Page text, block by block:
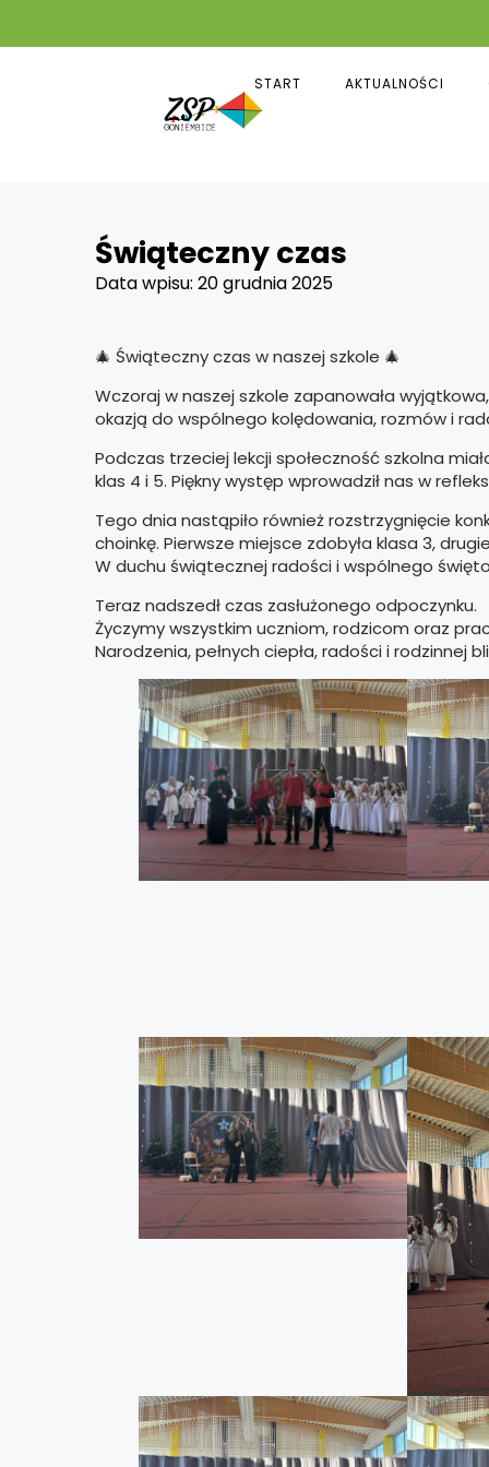
START AKTUALNOŚCI
Świąteczny czas
Data wpisu:20 grudnia 2025
🎄 Świąteczny czas w naszej szkole 🎄
Wczoraj w naszej szkole zapanowała
okazją do wspólnego kolędowania, rozmów i
Podczas trzeciej lekcji społeczność szkolna
klas 4 i 5. Piękny występ wprowadził nas w
Tego dnia nastąpiło również rozstrzygnięcie
choinkę. Pierwsze miejsce zdobyła klasa 3,
W duchu świątecznej radości i wspólnego
Teraz nadszedł czas zasłużonego odpoczynku.
Życzymy wszystkim uczniom, rodzicom oraz
Narodzenia, pełnych ciepła, radości i rodzinnej